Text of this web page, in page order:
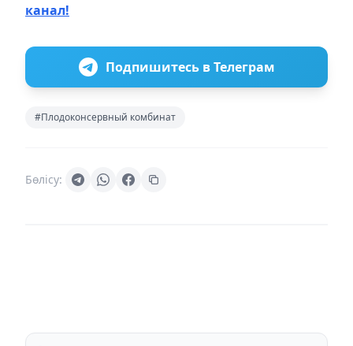
канал!
Подпишитесь в Телеграм
#Плодоконсервный комбинат
Бөлісу: